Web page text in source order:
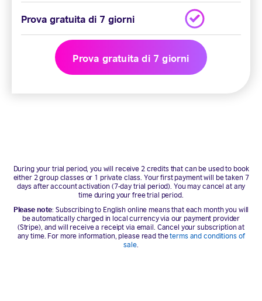
Prova gratuita di 7 giorni
Prova gratuita di 7 giorni
During your trial period, you will receive 2 credits that can be used to book
either 2 group classes or 1 private class. Your first payment will be taken 7
days after account activation (7-day trial period). You may cancel at any
time during your free trial period.
Please note: Subscribing to English online means that each month you will
be automatically charged in local currency via our payment provider
(Stripe), and will receive a receipt via email. Cancel your subscription at
any time. For more information, please read theterms and conditions of
sale.